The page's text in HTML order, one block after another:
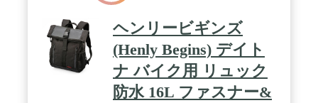
ヘンリービギンズ
(Henly Begins) デイト
ナ バイク用 リュック
防水 16L ファスナー&